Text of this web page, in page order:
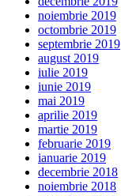
noiembrie 2019
octombrie 2019
septembrie 2019
august 2019
iulie 2019
iunie 2019
mai 2019
aprilie 2019
martie 2019
februarie 2019
ianuarie 2019
decembrie 2018
noiembrie 2018